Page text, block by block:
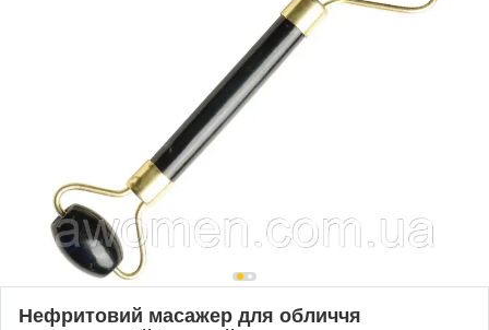
Нефритовий масажер для обличчя